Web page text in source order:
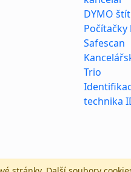
DYMO
Safescan
Trio
technika